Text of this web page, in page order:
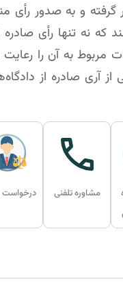
گرفته و به صدور رأی
که نه تنها رأی
به آن را رعایت
آری صادره از
مشاوره تلفنی درخواست